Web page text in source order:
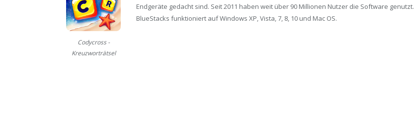
Codycross -
Kreuzworträtsel
Endgeräte gedacht sind. Seit 2011 haben weit über 90 Millionen Nutzer die Software genutzt.
BlueStacks funktioniert auf Windows XP, Vista, 7, 8, 10 und Mac OS.